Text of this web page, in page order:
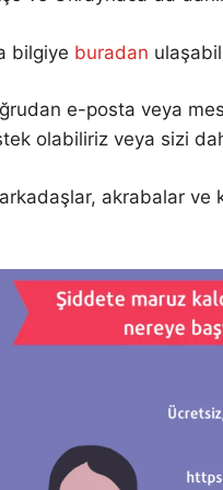
bilgiye buradan
e-posta veya
olabiliriz veya sizi
akrabalar